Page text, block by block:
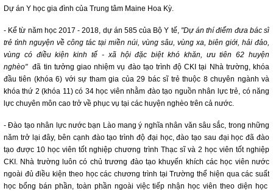
Dự án Y học gia đình của Trung tâm Maine Hoa Kỳ.
- Kể từ năm học 2017 - 2018, dự án 585 của Bộ Y tế, "Dự án thí điểm đưa bác sĩ
trẻ tình nguyện về công tác tại miền núi, vùng sâu, vùng xa, biên giới, hải đảo,
vùng có điều kiện kinh tế - xã hội đặc biệt khó khăn, ưu tiên 62 huyện
nghèo"đã tin tưởng giao nhiệm vụ đào tạo trình độ CKI tại Nhà trường, khóa
đầu tiên (khóa 6) với sự tham gia của 29 bác sĩ trẻ thuộc 8 chuyên ngành và
khóa thứ 2 (khóa 11) có 34 học viên nhằm đào tạo nguồn nhân lực trẻ, có năng
lực chuyên môn cao trở về phục vụ tại các huyện nghèo trên cả nước.
- Đào tạo nhân lực nước bạn Lào mang ý nghĩa nhân văn sâu sắc, trong những
năm trở lại đây, bên cạnh đào tạo trình độ đại học, đào tạo sau đại học đã đào
tạo được 10 học viên tốt nghiệp chương trình Thạc sĩ và 2 học viên tốt nghiệp
CKI. Nhà trường luôn có chủ trương đào tạo khuyến khích các học viên nước
ngoài đủ điều kiện theo học các chương trình tại Trường thể hiện qua các suất
học bổng bán phần, toàn phần ngoài việc tiếp nhận học viên theo diện học